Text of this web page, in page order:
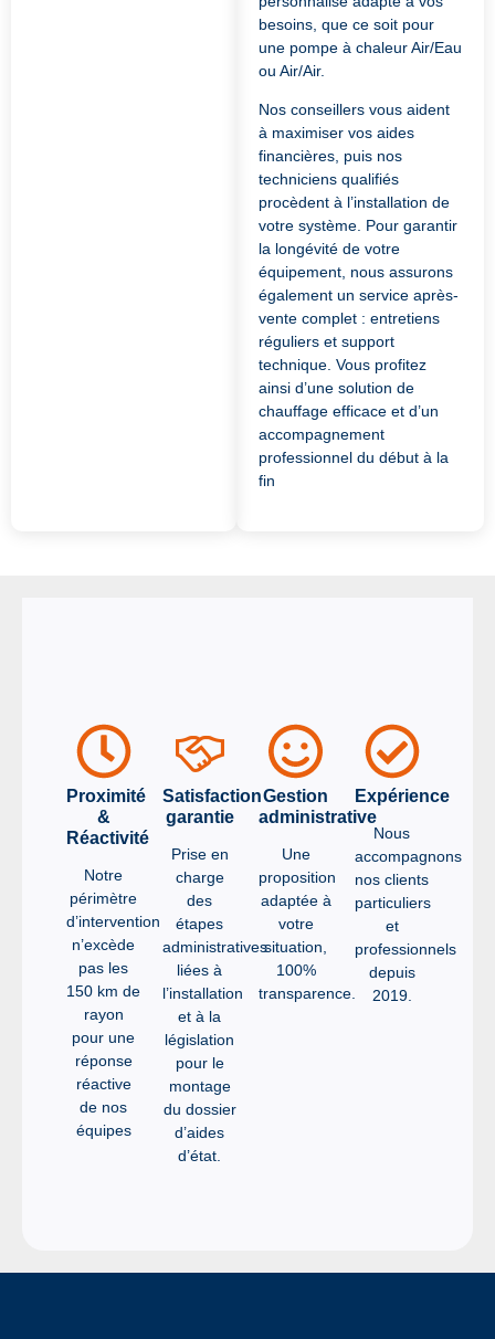
besoins, que ce soit pour
une pompe à chaleur Air/Eau
ou Air/Air.
Nos conseillers vous aident
à maximiser vos aides
financières, puis nos
techniciens qualifiés
procèdent à l’installation de
votre système. Pour garantir
la longévité de votre
équipement, nous assurons
également un service après-
vente complet : entretiens
réguliers et support
technique. Vous profitez
ainsi d’une solution de
chauffage efficace et d’un
accompagnement
professionnel du début à la
fin
Proximité
&
Réactivité
Notre
périmètre
d’intervention
n’excède
pas les
150 km de
rayon
pour une
réponse
réactive
de nos
équipes
Satisfaction
garantie
Prise en
charge
des
étapes
administratives
liées à
l’installation
et à la
législation
pour le
montage
du dossier
d’aides
d’état.
Gestion
administrative
Une
proposition
adaptée à
votre
situation,
100%
transparence.
Expérience
Nous
accompagnons
nos clients
particuliers
et
professionnels
depuis
2019.